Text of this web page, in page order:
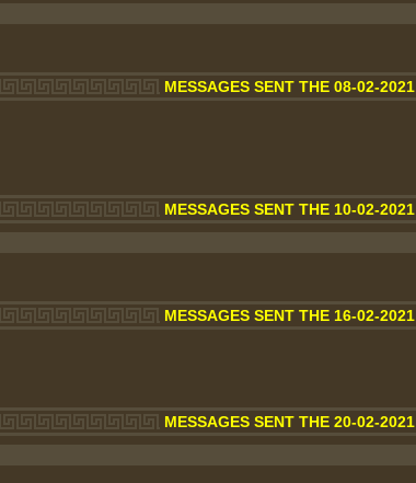
MESSAGES SENT THE 08-02-2021
MESSAGES SENT THE 10-02-2021
MESSAGES SENT THE 16-02-2021
MESSAGES SENT THE 20-02-2021